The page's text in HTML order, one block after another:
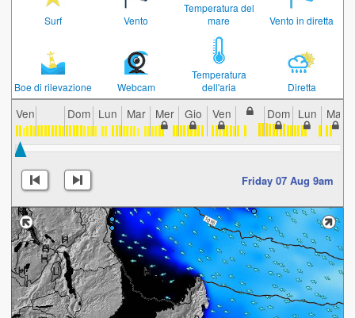
Surf Vento
Temperatura del
mare
Vento in diretta
Boe di rilevazione Webcam
Temperatura
dell'aria
Diretta
Ven Dom Lun Mar Mer Gio Ven Dom Lun Mar
Friday 07 Aug 9am